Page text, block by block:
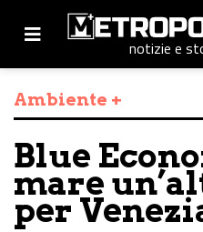
notizie e
Ambiente +
Blue
mare
per